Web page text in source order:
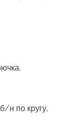
н по кругу,